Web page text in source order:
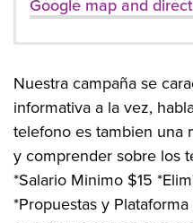
Google map and
Nuestra campaña se
informativa a la vez,
telefono es tambien una
y comprender sobre los
*Salario Minimo $15
*Propuestas y